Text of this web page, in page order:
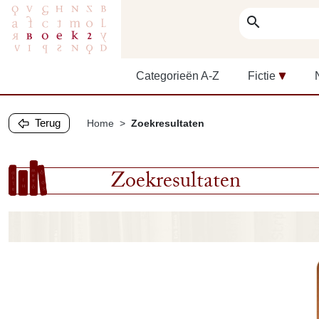
search
Categorieën A-Z Fictie
Terug Home Zoekresultaten
Zoekresultaten